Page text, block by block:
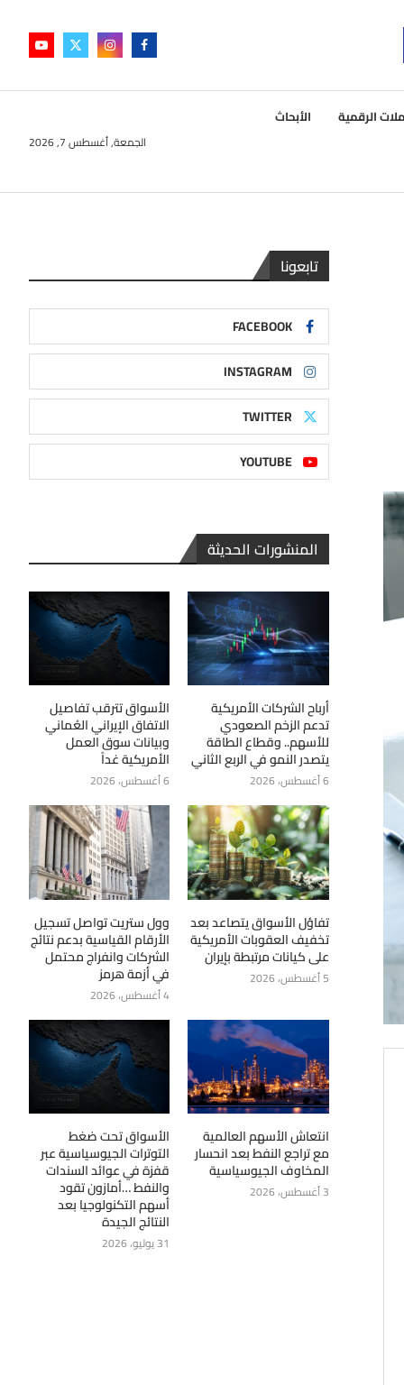
الرقمية الأبحاث
الجمعة, أغسطس 7, 2026
تابعونا
FACEBOOK
INSTAGRAM
TWITTER
YOUTUBE
المنشورات الحديثة
أرباح الشركات الأمريكية
تدعم الزخم الصعودي
للأسهم.. وقطاع الطاقة
يتصدر النمو في الربع الثاني
6 أغسطس، 2026
الأسواق تترقب تفاصيل
الاتفاق الإيراني العُماني
وبيانات سوق العمل
الأمريكية غداً
6 أغسطس، 2026
تفاؤل الأسواق يتصاعد بعد
تخفيف العقوبات الأمريكية
على كيانات مرتبطة بإيران
5 أغسطس، 2026
وول ستريت تواصل تسجيل
الأرقام القياسية بدعم نتائج
الشركات وانفراج محتمل
في أزمة هرمز
4 أغسطس، 2026
انتعاش الأسهم العالمية
مع تراجع النفط بعد انحسار
المخاوف الجيوسياسية
3 أغسطس، 2026
الأسواق تحت ضغط
التوترات الجيوسياسية عبر
قفزة في عوائد السندات
والنفط …أمازون تقود
أسهم التكنولوجيا بعد
النتائج الجيدة
31 يوليو، 2026